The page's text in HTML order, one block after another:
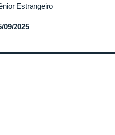
Estrangeiro
09/2025